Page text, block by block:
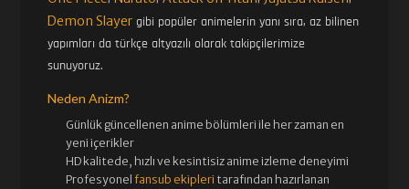
Demon Slayer gibi popüler animelerin yanı sıra, az bilinen
yapımları da türkçe altyazılı olarak takipçilerimize
sunuyoruz.
Neden Anizm?
Günlük güncellenen anime bölümleri ile her zaman en
yeni içerikler
HD kalitede, hızlı ve kesintisiz anime izleme deneyimi
Profesyonelfansub ekipleri tarafından hazırlanan